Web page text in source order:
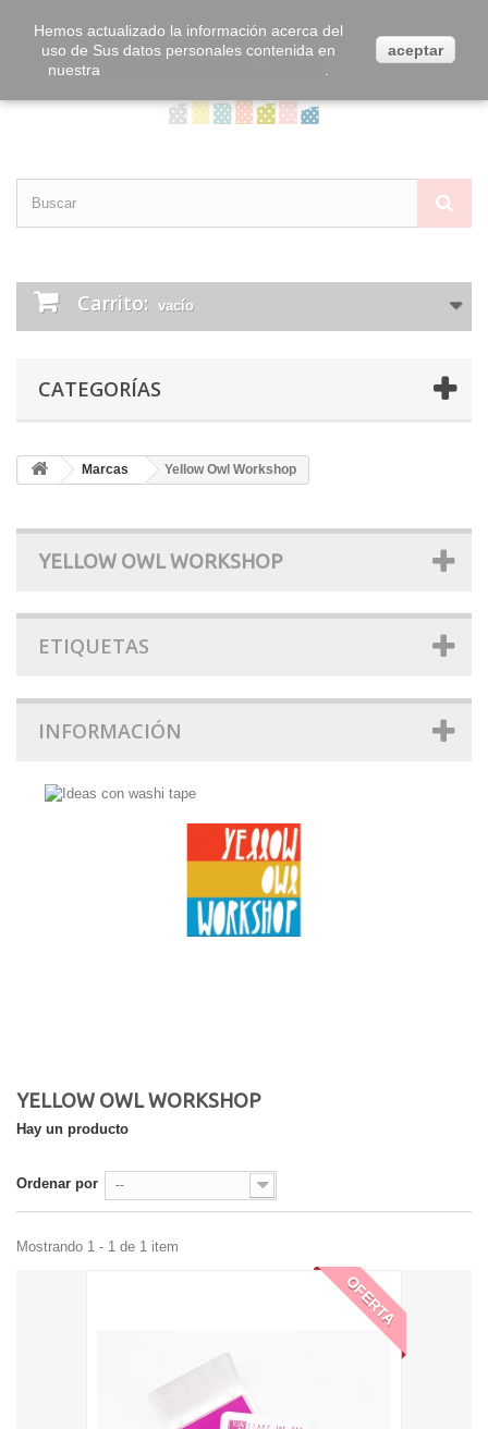
Carrito: vacío
CATEGORÍAS
Marcas Yellow Owl Workshop
YELLOW OWL WORKSHOP
ETIQUETAS
INFORMACIÓN
YELLOW OWL WORKSHOP
Hay un producto
Ordenar por --
Mostrando 1 - 1 de 1 item
OFERTA
Hemos actualizado la información acerca del
uso de Sus datos personales contenida en
nuestra
aceptar